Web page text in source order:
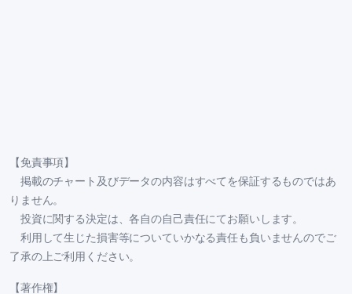
【免責事項】
掲載のチャート及びデータの内容はすべてを保証するものではあ
りません。
投資に関する決定は、各自の自己責任にてお願いします。
利用して生じた損害等についていかなる責任も負いませんのでご
了承の上ご利用ください。
【著作権】